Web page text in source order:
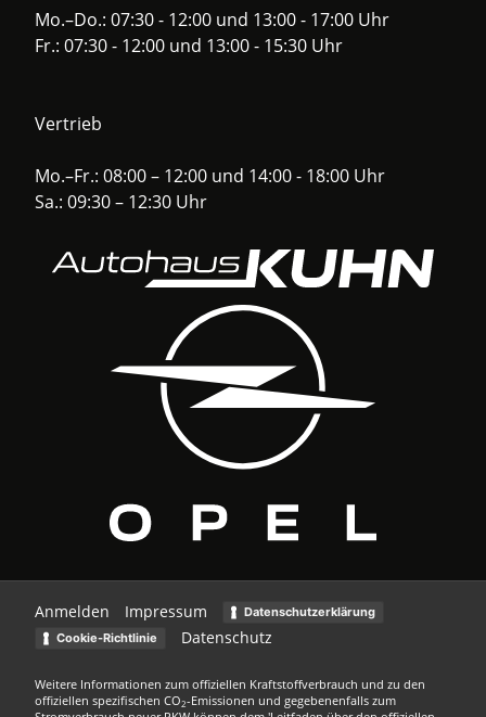
Mo.–Do.: 07:30 - 12:00 und 13:00 - 17:00 Uhr
Fr.: 07:30 - 12:00 und 13:00 - 15:30 Uhr
Vertrieb
Mo.–Fr.: 08:00 – 12:00 und 14:00 - 18:00 Uhr
Sa.: 09:30 – 12:30 Uhr
Anmelden Impressum
Datenschutzerklärung
Cookie-Richtlinie
Datenschutz
Weitere Informationen zum offiziellen Kraftstoffverbrauch und zu den
offiziellen spezifischen CO2-Emissionen und gegebenenfalls zum